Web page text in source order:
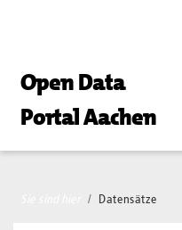
Open Data
Portal Aachen
Datensätze